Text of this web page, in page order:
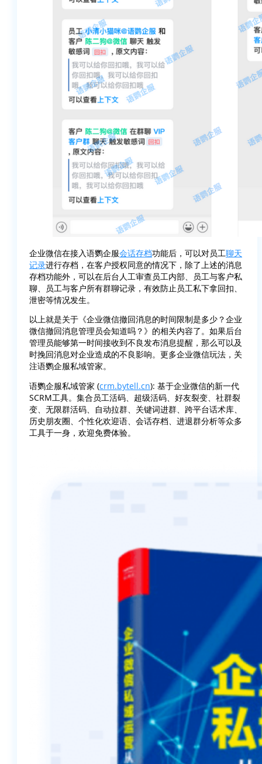
企业微信在接入语鹦企服会话存档功能后，可以对员工聊天
记录进行存档，在客户授权同意的情况下，除了上述的消息
存档功能外，可以在后台人工审查员工内部、员工与客户私
聊、员工与客户所有群聊记录，有效防止员工私下拿回扣、
泄密等情况发生。
以上就是关于《企业微信撤回消息的时间限制是多少？企业
微信撤回消息管理员会知道吗？》的相关内容了。如果后台
管理员能够第一时间接收到不良发布消息提醒，那么可以及
时挽回消息对企业造成的不良影响。更多企业微信玩法，关
注语鹦企服私域管家。
语鹦企服私域管家 (crm.bytell.cn): 基于企业微信的新一代
SCRM工具。集合员工活码、超级活码、好友裂变、社群裂
变、无限群活码、自动拉群、关键词进群、跨平台话术库、
历史朋友圈、个性化欢迎语、会话存档、进退群分析等众多
工具于一身，欢迎免费体验。